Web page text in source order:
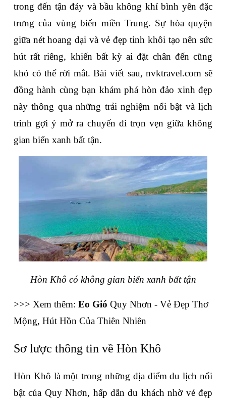
trong đến tận đáy và bầu không khí bình yên đặc
trưng của vùng biển miền Trung. Sự hòa quyện
giữa nét hoang dại và vẻ đẹp tinh khôi tạo nên sức
hút rất riêng, khiến bất kỳ ai đặt chân đến cũng
khó có thể rời mắt. Bài viết sau, nvktravel.com sẽ
đồng hành cùng bạn khám phá hòn đảo xinh đẹp
này thông qua những trải nghiệm nổi bật và lịch
trình gợi ý mở ra chuyến đi trọn vẹn giữa không
gian biển xanh bất tận.
Hòn Khô có không gian biển xanh bất tận
>>> Xem thêm: Eo Gió Quy Nhơn - Vẻ Đẹp Thơ
Mộng, Hút Hồn Của Thiên Nhiên
Sơ lược thông tin về Hòn Khô
Hòn Khô là một trong những địa điểm du lịch nổi
bật của Quy Nhơn, hấp dẫn du khách nhờ vẻ đẹp